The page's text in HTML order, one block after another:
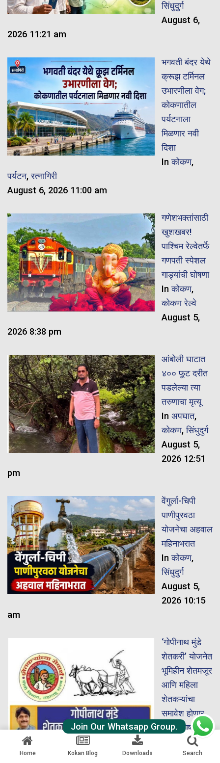
सिंधुदुर्ग
August 6,
2026 11:21 am
भगवती बंदर येथे
क्रूझ टर्मिनल
उभारणीला वेग;
कोकणातील
पर्यटनाला
मिळणार नवी
दिशा
Inकोकण,
पर्यटन,रत्नागिरी
August 6, 2026 11:00 am
गणेशभक्तांसाठी
खुशखबर!
पाश्चिम रेल्वेतर्फे
गणपती स्पेशल
गाड्यांची घोषणा
Inकोकण,
कोकण रेल्वे
August 5,
2026 8:38 pm
आंबोली घाटात
४०० फूट दरीत
पडलेल्या त्या
तरुणाचा मृत्यू
In अपघात,
कोकण,सिंधुदुर्ग
August 5,
2026 12:51
pm
वेंगुर्ला-चिपी
पाणीपुरवठा
योजनेचा अहवाल
महिनाभरात
Inकोकण,
सिंधुदुर्ग
August 5,
2026 10:15
am
‘गोपीनाथ मुंडे
शेतकरी’ योजनेत
भूमिहीन शेतमजूर
आणि महिला
शेतकऱ्यांचा
समावेश होणार
Inमहाराष्ट्र
August 5,
2026 9:39 am
Home Kokan Blog Downloads Search
Join Our Whatsapp Group.